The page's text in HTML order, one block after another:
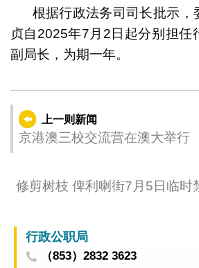
根据行政法务司司长批示，
贞自2025年7月2日起分别担任
副局长，为期一年。
上一则新闻
京港澳三校交流营在澳大举
修剪树枝 俾利喇街7月5日临时
行政公职局
（853）2832 3623